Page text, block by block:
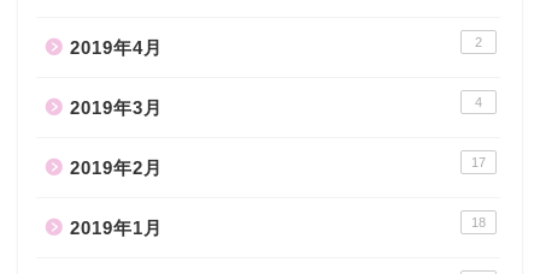
2019年4月 2
2019年3月 4
2019年2月 17
2019年1月 18